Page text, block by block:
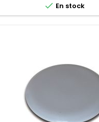
 En stock